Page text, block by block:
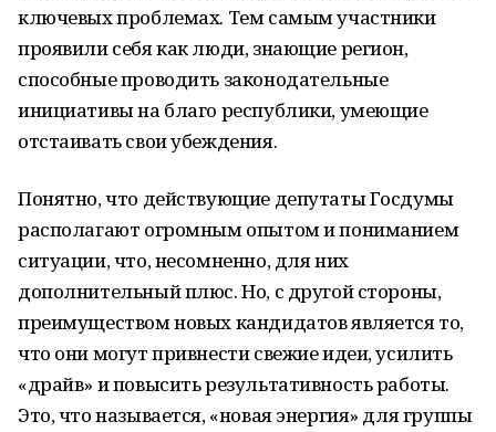
ключевых проблемах. Тем самым участники
проявили себя как люди, знающие регион,
способные проводить законодательные
инициативы на благо республики, умеющие
отстаивать свои убеждения.
Понятно, что действующие депутаты Госдумы
располагают огромным опытом и пониманием
ситуации, что, несомненно, для них
дополнительный плюс. Но, с другой стороны,
преимуществом новых кандидатов является то,
что они могут привнести свежие идеи, усилить
«драйв» и повысить результативность работы.
Это, что называется, «новая энергия» для группы